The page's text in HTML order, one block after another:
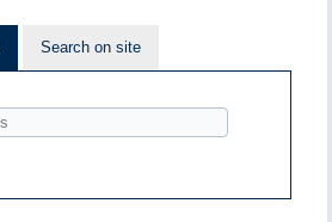
Search on site